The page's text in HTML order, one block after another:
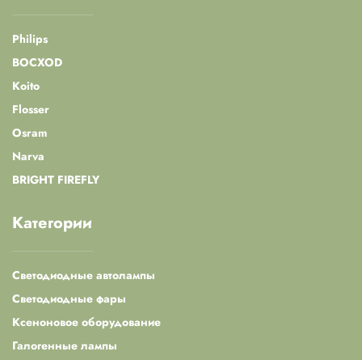
Philips
BOCXOD
Koito
Flosser
Osram
Narva
BRIGHT FIREFLY
Категории
Светодиодные автолампы
Светодиодные фары
Ксеноновое оборудование
Галогенные лампы